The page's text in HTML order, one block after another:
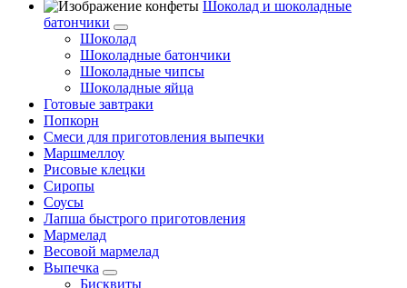
Шоколад и шоколадные
батончики
Шоколад
Шоколадные батончики
Шоколадные чипсы
Шоколадные яйца
Готовые завтраки
Попкорн
Смеси для приготовления выпечки
Маршмеллоу
Рисовые клецки
Сиропы
Соусы
Лапша быстрого приготовления
Мармелад
Весовой мармелад
Выпечка
Бисквиты